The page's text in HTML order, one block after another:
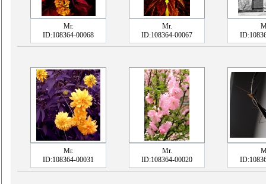
Mr.
ID:108364-00068
Mr.
ID:108364-00067
Mr.
ID:108364-00031
Mr.
ID:108364-00020